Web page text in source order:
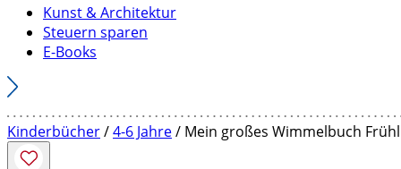
Kunst & Architektur
Steuern sparen
E-Books
Kinderbücher/4-6 Jahre/ Mein großes Wimmelbuch